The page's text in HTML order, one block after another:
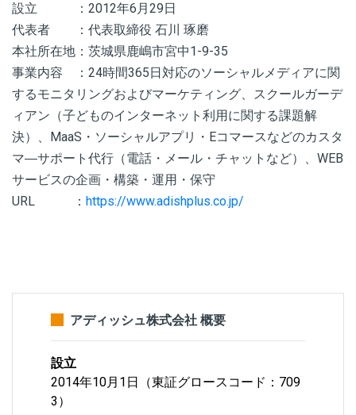
設立 ：2012年6月29日
代表者 ：代表取締役 石川 琢磨
本社所在地： 茨城県鹿嶋市宮中1-9-35
事業内容 ：24時間365日対応のソーシャルメディアに関
するモニタリングおよびマーケティング、スクールガーデ
ィアン（子どものインターネット利用に関する課題解
決）、MaaS・ソーシャルアプリ・Eコマースなどのカスタ
マ―サポート代行（電話・メール・チャットなど）、WEB
サービスの企画・構築・運用・保守
URL ： https://www.adishplus.co.jp/
アディッシュ株式会社 概要
設立
2014年10月1日（東証グロースコード：709
3）